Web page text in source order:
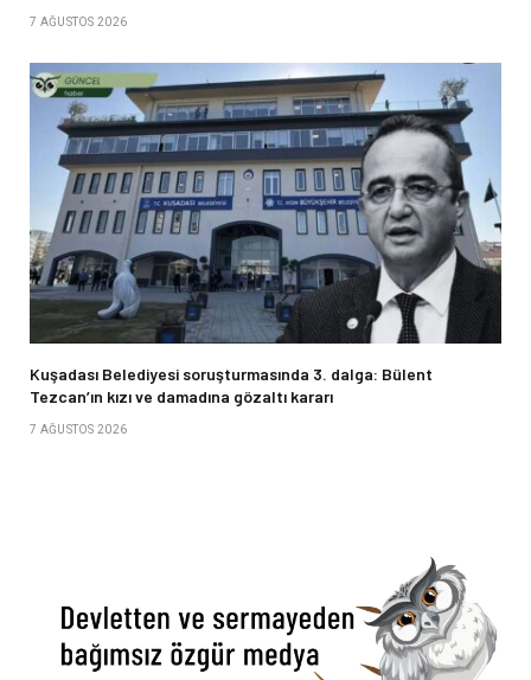
7 AĞUSTOS 2026
Kuşadası Belediyesi soruşturmasında 3. dalga: Bülent
Tezcan’ın kızı ve damadına gözaltı kararı
7 AĞUSTOS 2026